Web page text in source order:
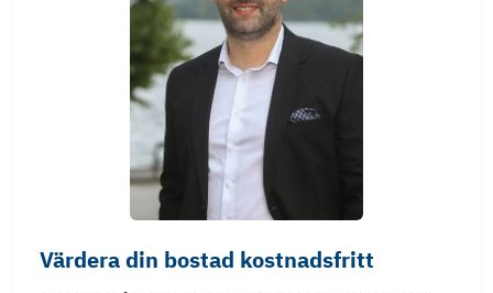
Värdera din bostad kostnadsfritt